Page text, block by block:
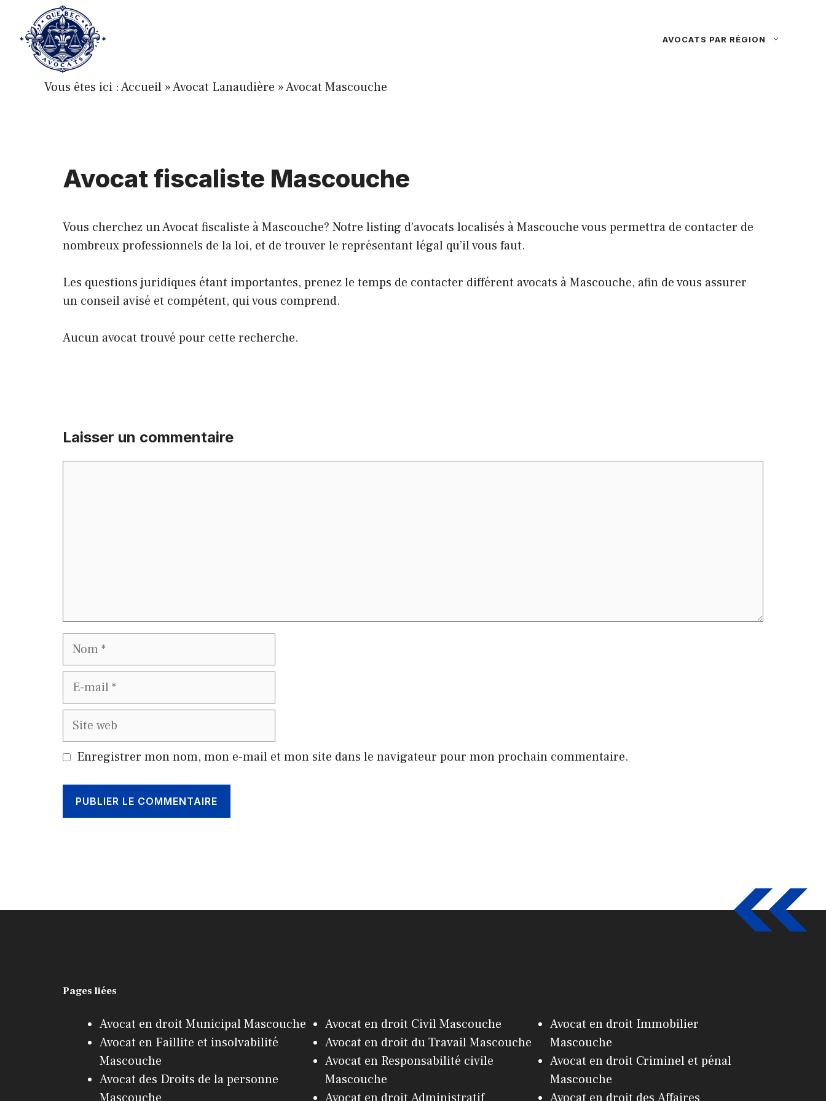
contenu
AVOCATS PAR RÉGION
Vous êtes ici :Accueil »Avocat Lanaudière »Avocat Mascouche
Avocat fiscaliste Mascouche
Vous cherchez un Avocat fiscaliste à Mascouche? Notre listing d’avocats localisés à Mascouche vous permettra de contacter de
nombreux professionnels de la loi, et de trouver le représentant légal qu’il vous faut.
Les questions juridiques étant importantes, prenez le temps de contacter différent avocats à Mascouche, afin de vous assurer
un conseil avisé et compétent, qui vous comprend.
Aucun avocat trouvé pour cette recherche.
Laisser un commentaire
Nom
E-
mail
Site
web
Enregistrer mon nom, mon e-mail et mon site dans le navigateur pour mon prochain commentaire.
Pages liées
Avocat en droit Municipal Mascouche
Avocat en Faillite et insolvabilité
Mascouche
Avocat des Droits de la personne
Mascouche
Avocat en droit Civil Mascouche
Avocat en droit du Travail Mascouche
Avocat en Responsabilité civile
Mascouche
Avocat en droit Administratif
Avocat en droit Immobilier
Mascouche
Avocat en droit Criminel et pénal
Mascouche
Avocat en droit des Affaires